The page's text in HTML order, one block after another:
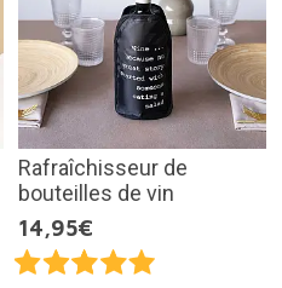
Rafraîchisseur de
bouteilles de vin
14,95€